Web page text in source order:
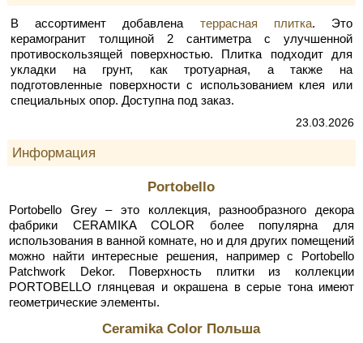
В ассортимент добавлена террасная плитка. Это
керамогранит толщиной 2 сантиметра с улучшенной
противоскользящей поверхностью. Плитка подходит для
укладки на грунт, как тротуарная, а также на
подготовленные поверхности с использованием клея или
специальных опор. Доступна под заказ.
23.03.2026
Информация
Portobello
Portobello Grey – это коллекция, разнообразного декора
фабрики CERAMIKA COLOR более популярна для
использования в ванной комнате, но и для других помещений
можно найти интересные решения, например с Portobello
Patchwork Dekor. Поверхность плитки из коллекции
PORTOBELLO глянцевая и окрашена в серые тона имеют
геометрические элементы.
Ceramika Color Польша